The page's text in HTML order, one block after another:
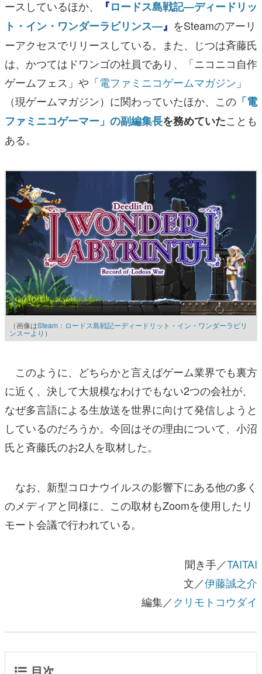
ースしているほか、 『ロードス島戦記―ディードリッ
ト・イン・ワンダーラビリンス―』 をSteamのアーリ
ーアクセスでリリースしている。また、じつは斉藤氏
は、かつてはドワンゴの社員であり、「ニコニコ自作
ゲームフェス」や「電ファミニコゲームマガジン 」
（現ゲームマガジン）に関わっていたほか、この 「電
ファミニコゲーマー」の副編集長を務めていたことも
ある。
（画像はSteam：ロードス島戦記ーディードリット・イン・ワンダーラビリ
ンスーより ）
このように、どちらかと言えばゲーム業界でも裏方
に近く、決して大規模なわけでもない2つの会社が、
なぜ多言語による生放送を世界に向けて発信しようと
しているのだろうか。今回はその理由について、小沼
氏と斉藤氏のお2人を取材した。
なお、新型コロナウイルスの影響下にある他の多く
のメディアと同様に、この取材もZoomを使用したリ
モート会議で行われている。
聞き手／TAITAI
文／伊藤誠之介
編集／クリモトコウダイ